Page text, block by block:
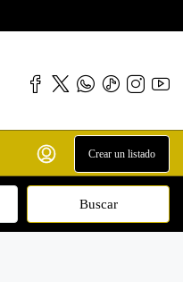
Crear un listado
Buscar